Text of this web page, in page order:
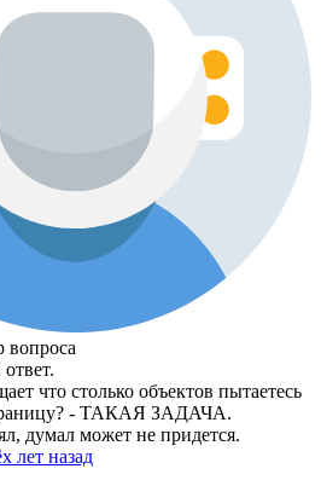
вопроса
что столько объектов пытаетесь
- ТАКАЯ ЗАДАЧА.
думал может не придется.
лет назад